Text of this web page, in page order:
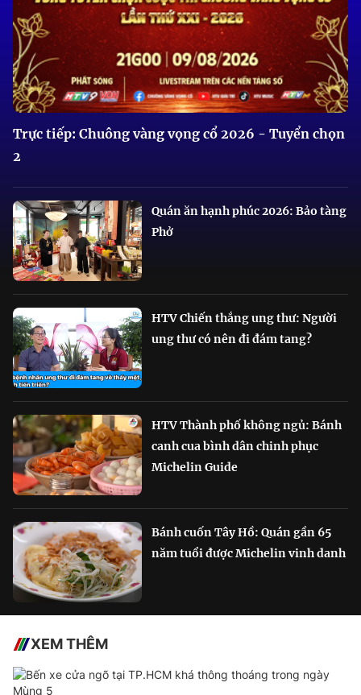
Trực tiếp: Chuông vàng vọng cổ 2026 - Tuyển chọn
2
Quán ăn hạnh phúc 2026: Bảo tàng
Phở
HTV Chiến thắng ung thư: Người
ung thư có nên đi đám tang?
HTV Thành phố không ngủ: Bánh
canh cua bình dân chinh phục
Michelin Guide
Bánh cuốn Tây Hồ: Quán gần 65
năm tuổi được Michelin vinh danh
XEM THÊM